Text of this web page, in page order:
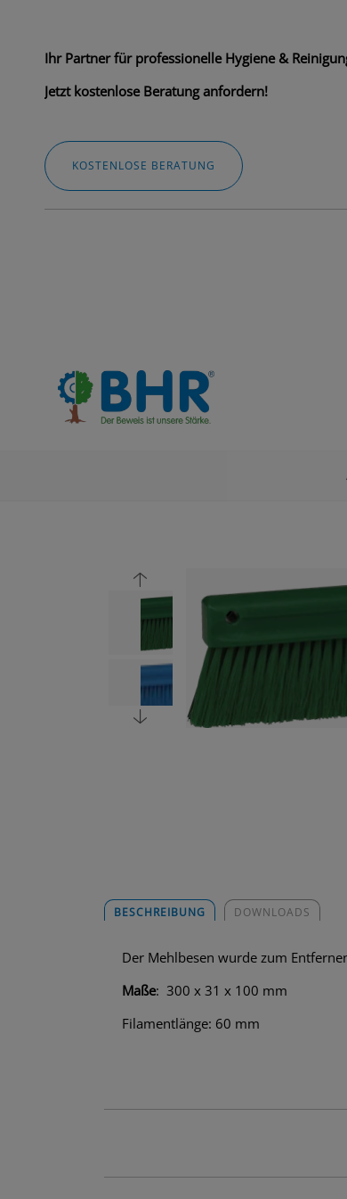
Ihr Partner für professionelle Hygiene &
Jetzt kostenlose Beratung anfordern!
KOSTENLOSE BERATUNG
BESCHREIBUNG DOWNLOADS
Der Mehlbesen wurde zum
Maße: 300 x 31 x 100 mm
Filamentlänge: 60 mm